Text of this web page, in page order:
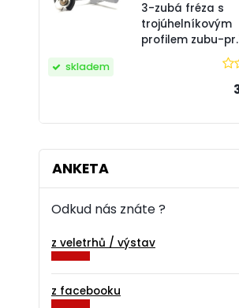
3-zubá fréza s
trojúhelníkovým
profilem zubu-
skladem
ANKETA
Odkud nás znáte ?
z veletrhů / výstav
z facebooku